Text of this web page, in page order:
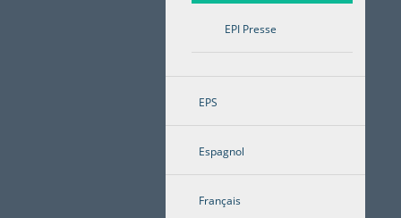
EPI Presse
EPS
Espagnol
Français